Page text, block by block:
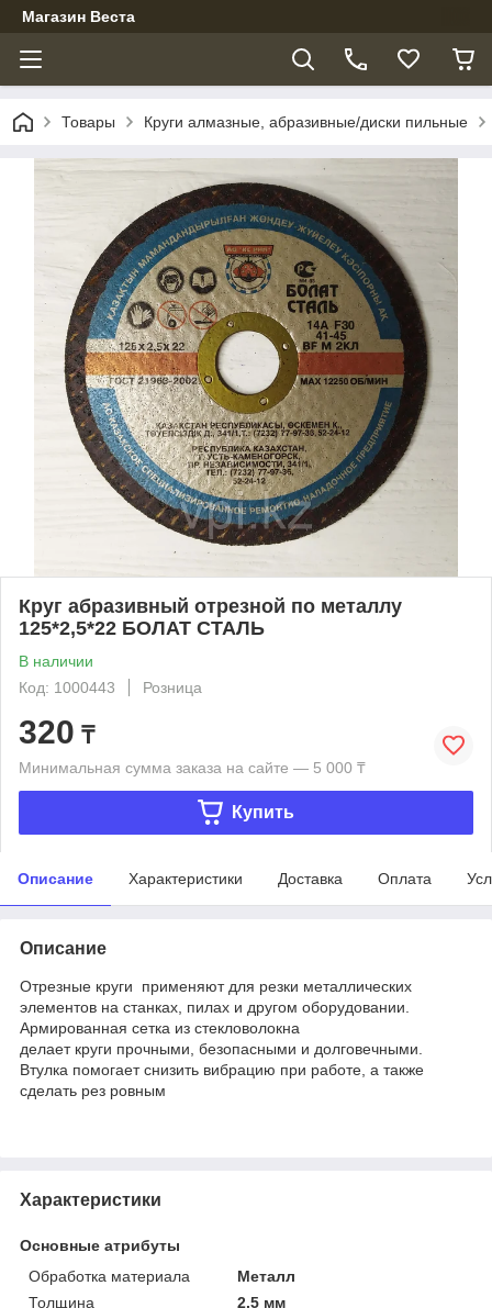
Магазин Веста
Товары Круги алмазные, абразивные/диски пильные
Круг абразивный отрезной по металлу
125*2,5*22 БОЛАТ СТАЛЬ
В наличии
Код: 1000443
Розница
320 ₸
Минимальная сумма заказа на сайте — 5 000 ₸
Купить
Описание Характеристики Доставка Оплата
Описание
Отрезные круги применяют для резки металлических
элементов на станках, пилах и другом оборудовании.
Армированная сетка из стекловолокна
делает круги прочными, безопасными и долговечными.
Втулка помогает снизить вибрацию при работе, а также
сделать рез ровным
Характеристики
Основные атрибуты
Обработка материала
Металл
Толщина
2.5 мм